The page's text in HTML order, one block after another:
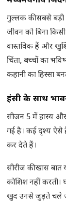
गुल्लक की सबसे बड़ी
जीवन को बिना
वास्तविक हैं और
चिंता, बच्चों का
कहानी का हिस्सा
हंसी के साथ
सीजन 5 में हास्य
गई है। कई दृश्य ऐसे
कर देते हैं।
सीरीज की खास
कोशिश नहीं
खुद उनसे जुड़ते चले